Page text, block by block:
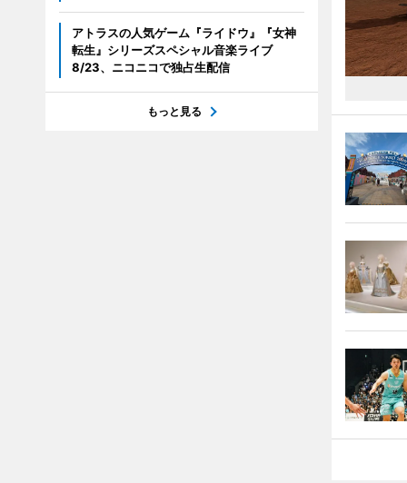
アトラスの人気ゲーム『ライドウ』『女神
転生』シリーズスペシャル音楽ライブ
8/23、ニコニコで独占生配信
もっと見る